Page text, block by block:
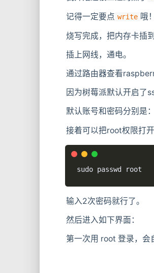
记得一定要点 write 哦！
烧写完成，把内存卡插
插上网线，通电。
通过路由器查看
因为树莓派默认开启了
默认账号和密码分别是：
接着可以把root权限打开
sudo passwd root
输入2次密码就行了。
然后进入如下界面：
第一次用 root 登录，会